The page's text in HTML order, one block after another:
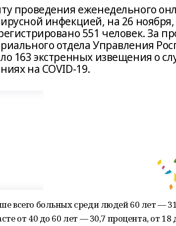
проведения еженедельного
инфекцией, на 26
551 человек. За
отдела Управления
163 экстренных извещения о
на COVID-19.
всего больных среди людей 60 лет —
от 40 до 60 лет — 30,7 процента, от